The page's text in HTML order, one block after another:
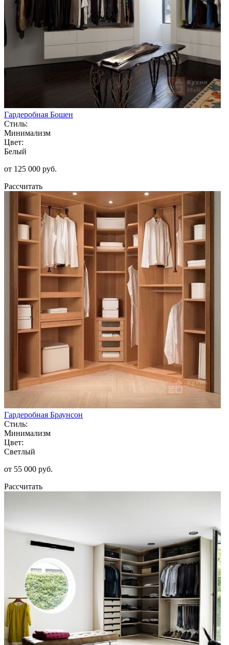
Гардеробная Бошен
Стиль:
Минимализм
Цвет:
Белый
от 125 000 руб.
Рассчитать
Гардеробная Браунсон
Стиль:
Минимализм
Цвет:
Светлый
от 55 000 руб.
Рассчитать